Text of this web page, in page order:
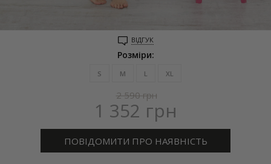
ВІДГУК
Розміри:
S M L XL
2 590 грн
1 352 грн
ПОВІДОМИТИ ПРО НАЯВНІСТЬ